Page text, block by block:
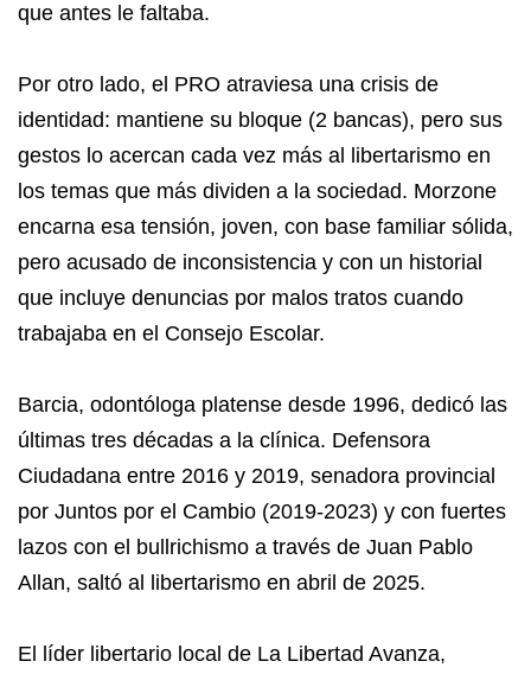
que antes le faltaba.
Por otro lado, el PRO atraviesa una crisis de
identidad: mantiene su bloque (2 bancas), pero sus
gestos lo acercan cada vez más al libertarismo en
los temas que más dividen a la sociedad. Morzone
encarna esa tensión, joven, con base familiar sólida,
pero acusado de inconsistencia y con un historial
que incluye denuncias por malos tratos cuando
trabajaba en el Consejo Escolar.
Barcia, odontóloga platense desde 1996, dedicó las
últimas tres décadas a la clínica. Defensora
Ciudadana entre 2016 y 2019, senadora provincial
por Juntos por el Cambio (2019-2023) y con fuertes
lazos con el bullrichismo a través de Juan Pablo
Allan, saltó al libertarismo en abril de 2025.
El líder libertario local de La Libertad Avanza,